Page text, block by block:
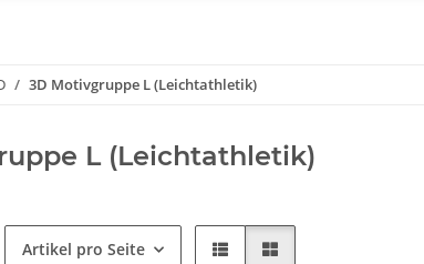
3D Motivgruppe L (Leichtathletik)
L (Leichtathletik)
Artikel pro Seite